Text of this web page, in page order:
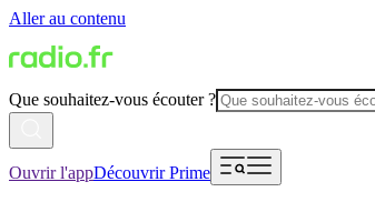
Aller au contenu
Que souhaitez-vous écouter ?
Ouvrir l'appDécouvrir Prime